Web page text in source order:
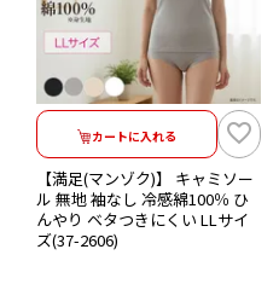
カートに入れる
【満足(マンゾク)】 キャミソー
ル 無地 袖なし 冷感綿100％ ひ
んやり ベタつきにくい LLサイ
ズ(37-2606)